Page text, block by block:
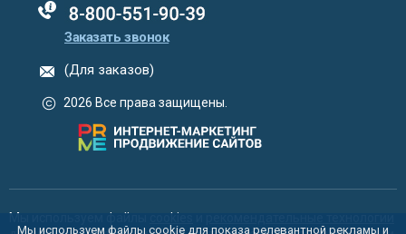
88005555550
Заказать звонок
(Для заказов)
2026 Все права защищены.
Мы используем файлы cookies
Мы используем файлы cookie для показа релевантной рекламы и